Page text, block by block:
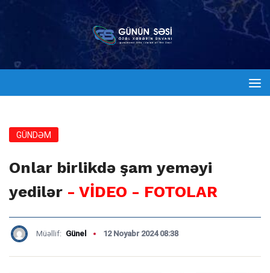
GÜNDƏM
Onlar birlikdə şam yeməyi
yedilər - VİDEO - FOTOLAR
Müəllif: Günel 12 Noyabr 2024 08:38